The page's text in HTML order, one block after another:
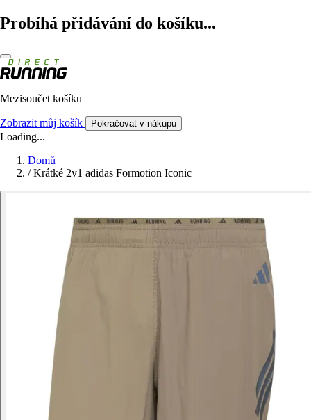
Probíhá přidávání do košíku...
Mezisoučet košíku
Zobrazit můj košík Pokračovat v nákupu
Loading...
Domů
/ Krátké 2v1 adidas Formotion Iconic